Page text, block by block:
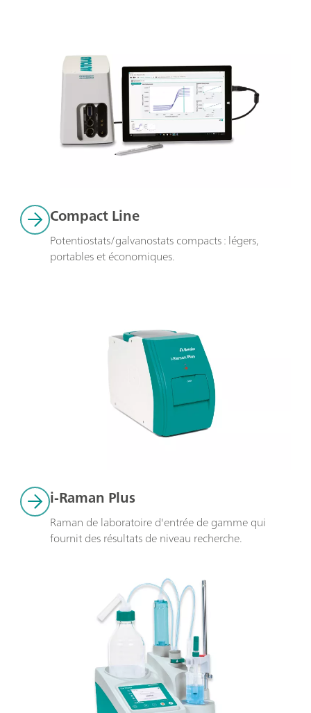
Compact Line
Potentiostats/galvanostats compacts : légers,
portables et économiques.
i-Raman Plus
Raman de laboratoire d'entrée de gamme qui
fournit des résultats de niveau recherche.